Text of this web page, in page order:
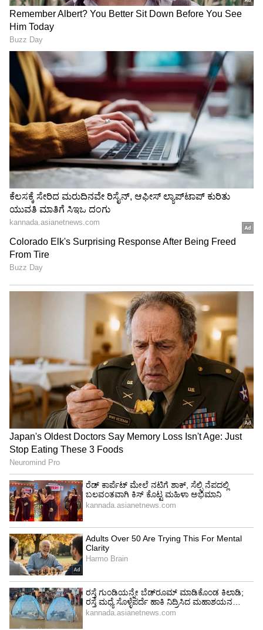
3
7
ಮಳೆಗಾಲದಲ್ಲಿ ಸೂಪ್ ಏಕೆ ಕುಡಿಯಬೇಕು?
ದೇಹಕ್ಕೆ ಶಾಖ ನೀಡುತ್ತದೆ
ಮಳೆಗಾಲದಲ್ಲಿ ಸೂಪ್ ಕುಡಿಯುವುದು ಸಾಕಷ್ಟು
ಆರಾಮದಾಯಕವಾಗಿದೆ ಏಕೆಂದರೆ ಇದು ಒಳಗಿನಿಂದ ದೇಹಕ್ಕೆ
ಶಾಖವನ್ನು ನೀಡುತ್ತೆ. ಆಹಾರದಲ್ಲಿ ಒಂದು ಬಟ್ಟಲು ಸೂಪ್
ಸೇರಿಸುವುದರಿಂದ ದೇಹದಲ್ಲಿ ಆರೋಗ್ಯಕರ ತಾಪಮಾನ
(healthy tempreture) ಕಾಪಾಡಿಕೊಳ್ಳುತ್ತದೆ.
ಅದಕ್ಕಾಗಿಯೇ ಹೆಚ್ಚಾಗಿ ಹಿಲ್ ಸ್ಟೇಶನ್ ಗಳಲ್ಲಿ ಸೂಪ್
ಮುಖ್ಯವಾಗಿ ಕುಡಿಯಲಾಗುತ್ತೆ.